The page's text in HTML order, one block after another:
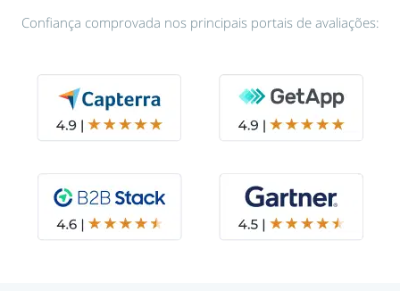
Confiança comprovada nos principais portais de avaliações: